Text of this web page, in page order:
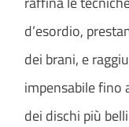
d’esordio,
dei brani, e
impensabile fino
dei dischi più